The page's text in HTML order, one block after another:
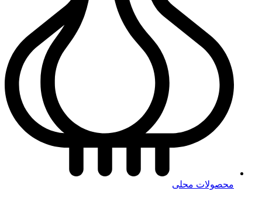
محصولات محلی